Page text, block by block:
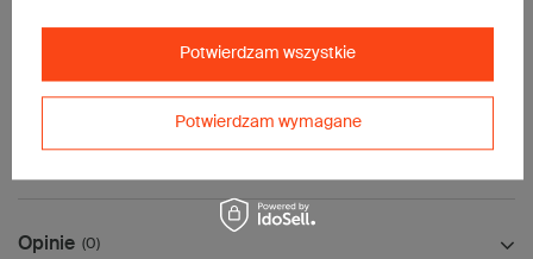
Maksymalna waga paczki -31,5kg
Maksymalna ilość w jednej przesyłce -2 x komplet
Jak mierzyć opakowanie
Opinie (0)
Potwierdzam wymagane
Potwierdzam wszystkie